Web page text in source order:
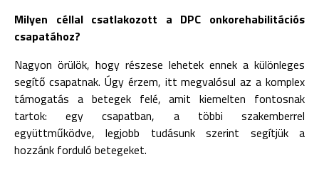
Milyen céllal csatlakozott a DPC onkorehabilitációs
csapatához?
Nagyon örülök, hogy részese lehetek ennek a különleges
segítő csapatnak. Úgy érzem, itt megvalósul az a komplex
támogatás a betegek felé, amit kiemelten fontosnak
tartok: egy csapatban, a többi szakemberrel
együttműködve, legjobb tudásunk szerint segítjük a
hozzánk forduló betegeket.